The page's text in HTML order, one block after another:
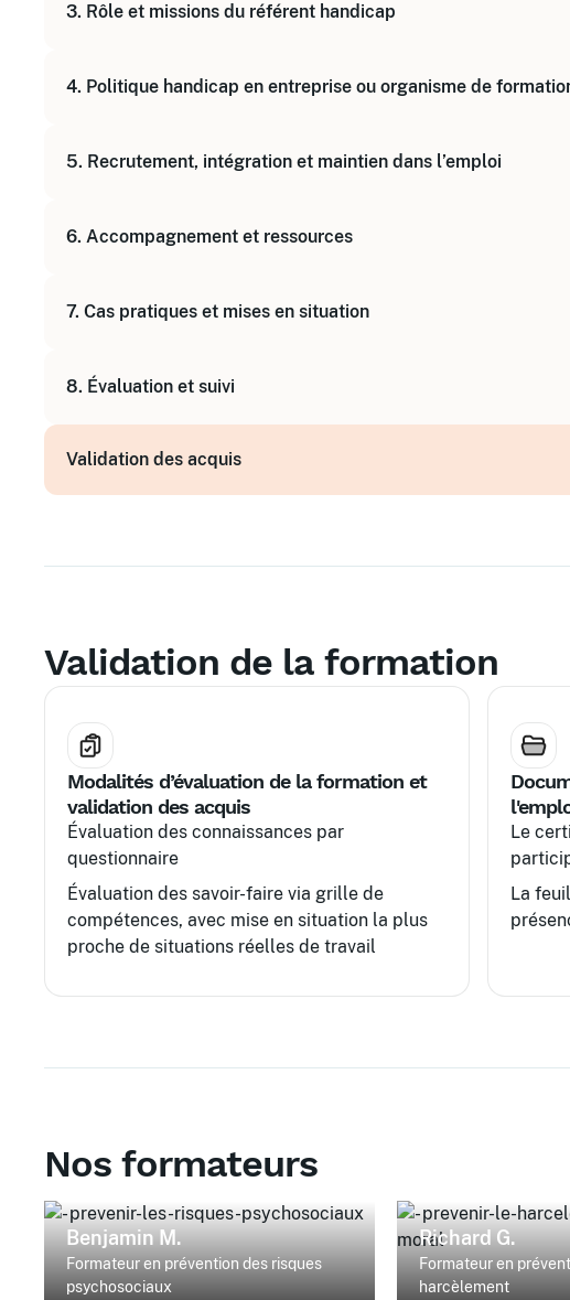
Déconstruire les stéréotypes et préjugés
3. Rôle et missions du référent handicap
Coordination des actions internes et externes
4. Politique handicap en entreprise ou organisme de
Gestion de la déclaration obligatoire d’emploi des
5. Recrutement, intégration et maintien dans l’emploi
Accompagnement à l’intégration
6. Accompagnement et ressources
Utilisation des dispositifs d’accompagnement et aides
7. Cas pratiques et mises en situation
Élaboration d’un plan d’action personnalisé
8. Évaluation et suivi
Suivi des parcours des personnes accompagnées
Validation des acquis
Validation de la formation
Modalités d’évaluation de la formation et
validation des acquis
Évaluation des connaissances par
questionnaire
Évaluation des savoir-faire via grille de
compétences, avec mise en situation la plus
proche de situations réelles de travail
Le
La
Nos formateurs
Benjamin M.
Formateur en prévention des risques
psychosociaux
Richard G.
Formateur en
harcèlement